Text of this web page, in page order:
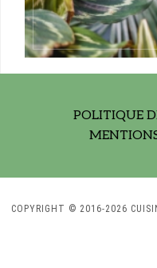
POLITIQUE
COPYRIGHT © 2016-2026